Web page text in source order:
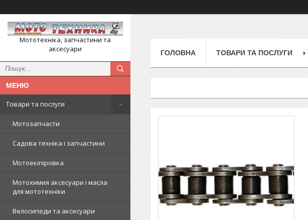
Мототехніка, запчастини та
аксесуари
Товари та послуги
Мотозапчасти
Садова техніка і запчастини
Мотоекіпіровка
Мотохимия аксесуари і масла
для мототехніки
Велосипеди та аксесуари
ГОЛОВНА ТОВАРИ ТА ПОСЛУГИ